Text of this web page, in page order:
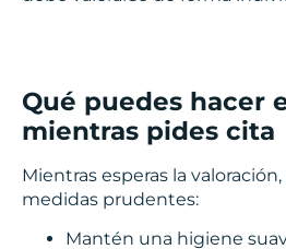
Qué puedes hacer
mientras pides cita
Mientras esperas la
medidas prudentes:
Mantén una higiene